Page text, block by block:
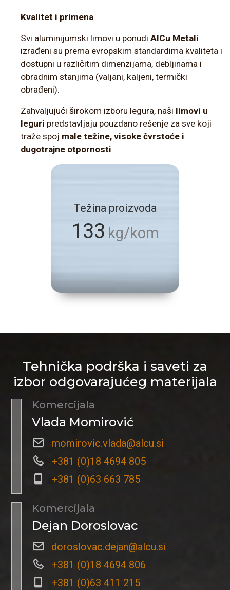
Kvalitet i primena
Svi aluminijumski limovi u ponudi AlCu Metali
izrađeni su prema evropskim standardima kvaliteta i
dostupni u različitim dimenzijama, debljinama i
obradnim stanjima (valjani, kaljeni, termički
obrađeni).
Zahvaljujući širokom izboru legura, naši limovi u
leguri predstavljaju pouzdano rešenje za sve koji
traže spoj male težine, visoke čvrstoće i
dugotrajne otpornosti.
Težina proizvoda
133 kg/kom
Tehnička podrška i saveti za
izbor odgovarajućeg materijala
Komercijala
Vlada Momirović
momirovic.vlada@alcu.si
+381 (0)18 4694 805
+381 (0)63 663 785
Komercijala
Dejan Doroslovac
doroslovac.dejan@alcu.si
+381 (0)18 4694 806
+381 (0)63 411 215